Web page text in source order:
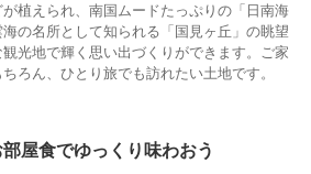
植えられ、南国ムードたっぷりの「日南海
の名所として知られる「国見ヶ丘」の眺望
光地で輝く思い出づくりができます。ご家
ろん、ひとり旅でも訪れたい土地です。
屋食でゆっくり味わおう